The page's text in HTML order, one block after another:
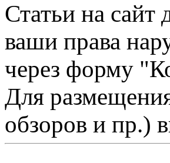
Статьи на сайт
ваши права
через форму
Для
обзоров и пр.)